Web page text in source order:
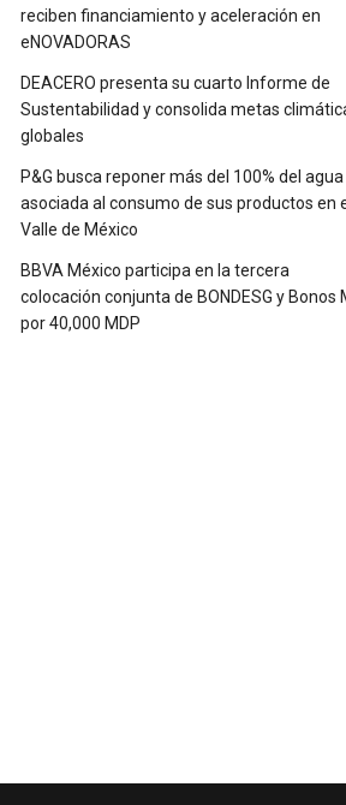
reciben financiamiento y aceleración en
eNOVADORAS
DEACERO presenta su cuarto Informe de
Sustentabilidad y consolida metas
globales
P&G busca reponer más del 100% del agua
asociada al consumo de sus productos en
Valle de México
BBVA México participa en la tercera
colocación conjunta de BONDESG y Bonos
por 40,000 MDP